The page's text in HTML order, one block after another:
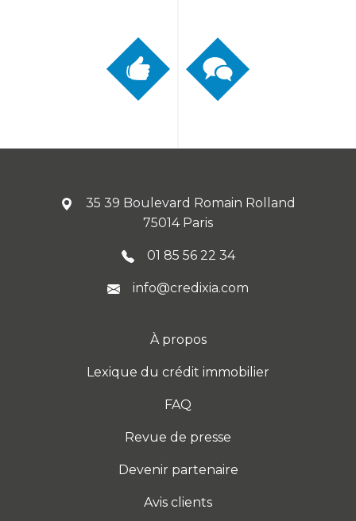
35 39 Boulevard Romain Rolland
75014 Paris
01 85 56 22 34
info@credixia.com
À propos
Lexique du crédit immobilier
FAQ
Revue de presse
Devenir partenaire
Avis clients